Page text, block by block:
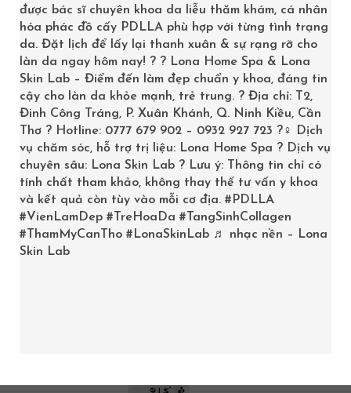
KEM LÀM SÁNG DA
VÙNG MẮT VÀ CỔ
DÉSEMBRE
Trang chủ/Kem Mắt, Mỹ phẩm Desembre /Kem Làm
Sáng Da Vùng Mắt Và Cổ DÉSEMBRE
được bác sĩ chuyên khoa da liễu thăm khám, cá nhân
hóa phác đồ cấy PDLLA phù hợp với từng tình trạng
da. Đặt lịch để lấy lại thanh xuân & sự rạng rỡ cho
làn da ngay hôm nay! ? ? Lona Home Spa & Lona
Skin Lab – Điểm đến làm đẹp chuẩn y khoa, đáng tin
cậy cho làn da khỏe mạnh, trẻ trung. ? Địa chỉ: T2,
Đinh Công Tráng, P. Xuân Khánh, Q. Ninh Kiều, Cần
Thơ ? Hotline: 0777 679 902 – 0932 927 723 ?‍♀️ Dịch
vụ chăm sóc, hỗ trợ trị liệu: Lona Home Spa ? Dịch vụ
chuyên sâu: Lona Skin Lab ? Lưu ý: Thông tin chỉ có
tính chất tham khảo, không thay thế tư vấn y khoa
và kết quả còn tùy vào mỗi cơ địa. #PDLLA
#VienLamDep #TreHoaDa #TangSinhCollagen
#ThamMyCanTho #LonaSkinLab ♬ nhạc nền – Lona
Skin Lab